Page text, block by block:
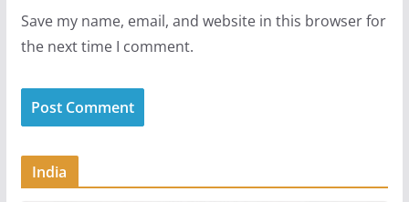
Save my name, email, and website in this browser for
the next time I comment.
India